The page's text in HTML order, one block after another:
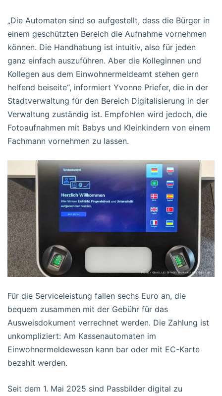
„Die Automaten sind so aufgestellt, dass die Bürger in
einem geschützten Bereich die Aufnahme vornehmen
können. Die Handhabung ist intuitiv, also für jeden
ganz einfach auszuführen. Aber die Kolleginnen und
Kollegen aus dem Einwohnermeldeamt stehen gern
helfend beiseite“, informiert Yvonne Priefer, die in der
Stadtverwaltung für den Bereich Digitalisierung in der
Verwaltung zuständig ist. Empfohlen wird jedoch, die
Fotoaufnahmen mit Babys und Kleinkindern von einem
Fachmann vornehmen zu lassen.
Für die Serviceleistung fallen sechs Euro an, die
bequem zusammen mit der Gebühr für das
Ausweisdokument verrechnet werden. Die Zahlung ist
unkompliziert: Am Kassenautomaten im
Einwohnermeldewesen kann bar oder mit EC-Karte
bezahlt werden.
Seit dem 1. Mai 2025 sind Passbilder digital zu